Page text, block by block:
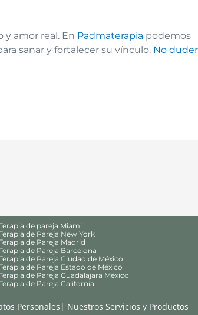
y amor real. En Padmaterapia podemos
sanar y fortalecer su vínculo. No
de pareja Miami
de Pareja New York
de Pareja Madrid
de Pareja Barcelona
de Pareja Ciudad de México
de Pareja Estado de México
de Pareja Guadalajara México
de Pareja California
Personales | Nuestros Servicios y Productos